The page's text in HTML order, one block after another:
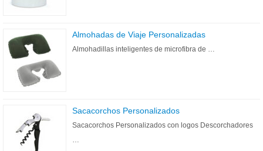
Almohadas de Viaje Personalizadas
Almohadillas inteligentes de microfibra de …
Sacacorchos Personalizados
Sacacorchos Personalizados con logos Descorchadores
…